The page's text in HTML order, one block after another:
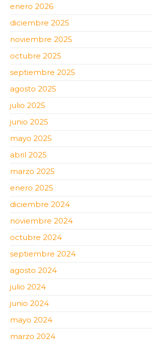
enero 2026
diciembre 2025
noviembre 2025
octubre 2025
septiembre 2025
agosto 2025
julio 2025
junio 2025
mayo 2025
abril 2025
marzo 2025
enero 2025
diciembre 2024
noviembre 2024
octubre 2024
septiembre 2024
agosto 2024
julio 2024
junio 2024
mayo 2024
marzo 2024